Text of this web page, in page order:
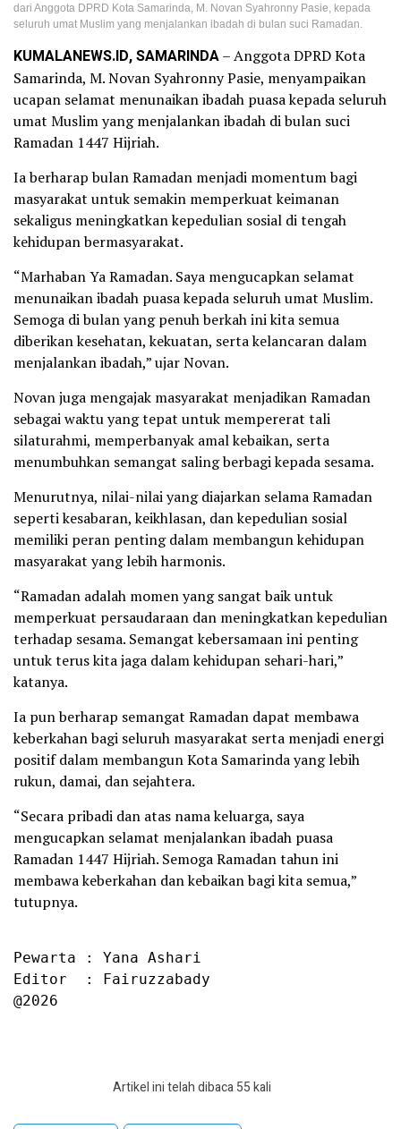
dari Anggota DPRD Kota Samarinda, M. Novan Syahronny Pasie, kepada
seluruh umat Muslim yang menjalankan ibadah di bulan suci Ramadan.
KUMALANEWS.ID, SAMARINDA– Anggota DPRD Kota
Samarinda, M. Novan Syahronny Pasie, menyampaikan
ucapan selamat menunaikan ibadah puasa kepada seluruh
umat Muslim yang menjalankan ibadah di bulan suci
Ramadan 1447 Hijriah.
Ia berharap bulan Ramadan menjadi momentum bagi
masyarakat untuk semakin memperkuat keimanan
sekaligus meningkatkan kepedulian sosial di tengah
kehidupan bermasyarakat.
“Marhaban Ya Ramadan. Saya mengucapkan selamat
menunaikan ibadah puasa kepada seluruh umat Muslim.
Semoga di bulan yang penuh berkah ini kita semua
diberikan kesehatan, kekuatan, serta kelancaran dalam
menjalankan ibadah,” ujar Novan.
Novan juga mengajak masyarakat menjadikan Ramadan
sebagai waktu yang tepat untuk mempererat tali
silaturahmi, memperbanyak amal kebaikan, serta
menumbuhkan semangat saling berbagi kepada sesama.
Menurutnya, nilai-nilai yang diajarkan selama Ramadan
seperti kesabaran, keikhlasan, dan kepedulian sosial
memiliki peran penting dalam membangun kehidupan
masyarakat yang lebih harmonis.
“Ramadan adalah momen yang sangat baik untuk
memperkuat persaudaraan dan meningkatkan kepedulian
terhadap sesama. Semangat kebersamaan ini penting
untuk terus kita jaga dalam kehidupan sehari-hari,”
katanya.
Ia pun berharap semangat Ramadan dapat membawa
keberkahan bagi seluruh masyarakat serta menjadi energi
positif dalam membangun Kota Samarinda yang lebih
rukun, damai, dan sejahtera.
“Secara pribadi dan atas nama keluarga, saya
mengucapkan selamat menjalankan ibadah puasa
Ramadan 1447 Hijriah. Semoga Ramadan tahun ini
membawa keberkahan dan kebaikan bagi kita semua,”
tutupnya.
Pewarta : Yana Ashari
Editor  : Fairuzzabady
@2026
Artikel ini telah dibaca 55 kali